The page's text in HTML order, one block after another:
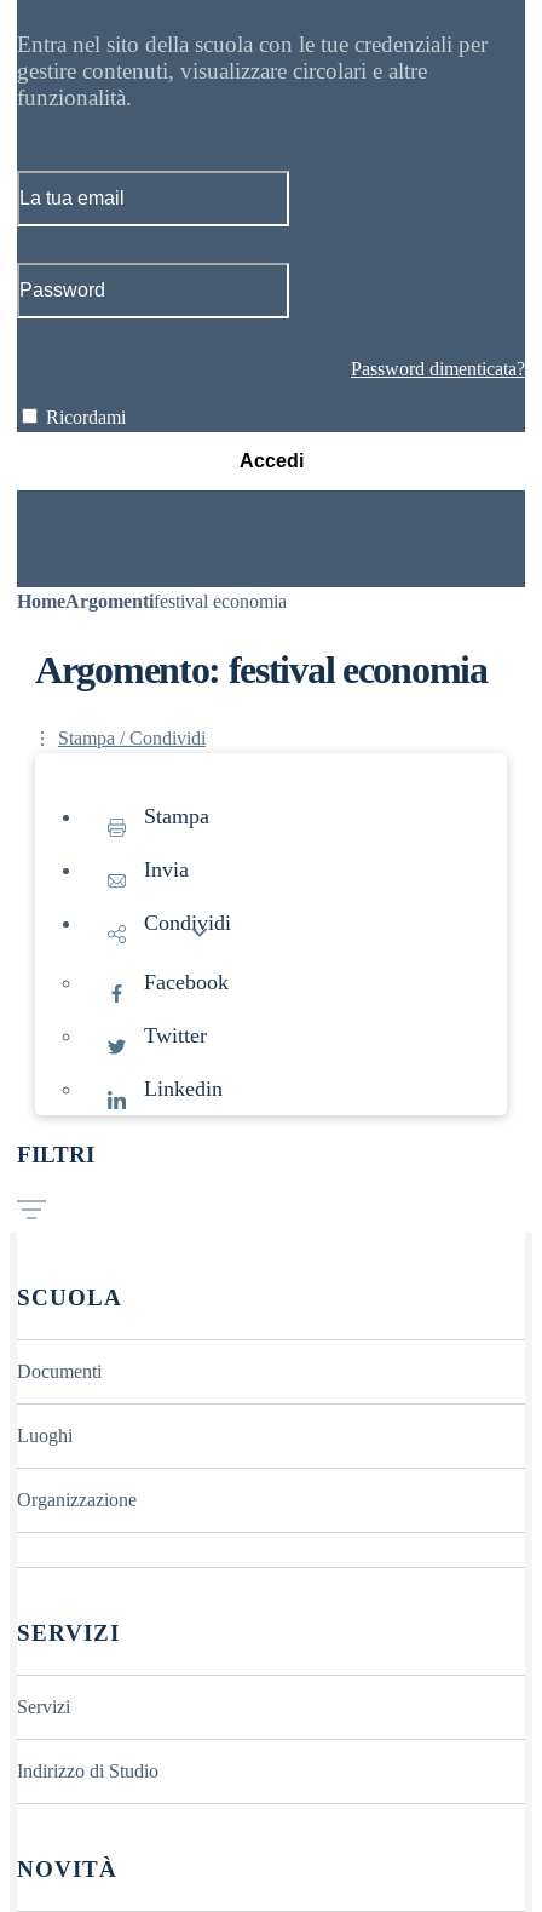
Entra nel sito della scuola con le tue credenziali per
gestire contenuti, visualizzare circolari e altre
funzionalità.
Password dimenticata?
Ricordami
Accedi
HomeArgomentifestival economia
Argomento: festival economia
Stampa / Condividi
Stampa
Invia
Condividi
Facebook
Twitter
Linkedin
FILTRI
SCUOLA
Documenti
Luoghi
Organizzazione
SERVIZI
Servizi
Indirizzo di Studio
NOVITÀ